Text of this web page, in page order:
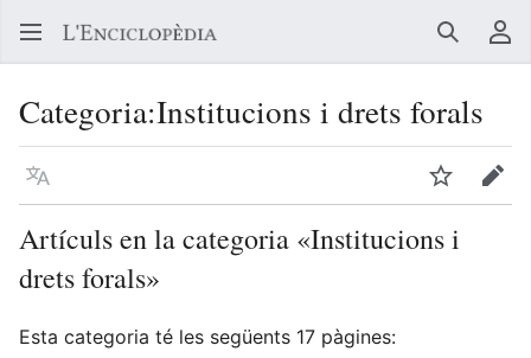
Buscar
Categoria:Institucions i drets forals
Llegir en un atre idioma Vigilar
Artículs en la categoria «Institucions i
drets forals»
Esta categoria té les següents 17 pàgines: